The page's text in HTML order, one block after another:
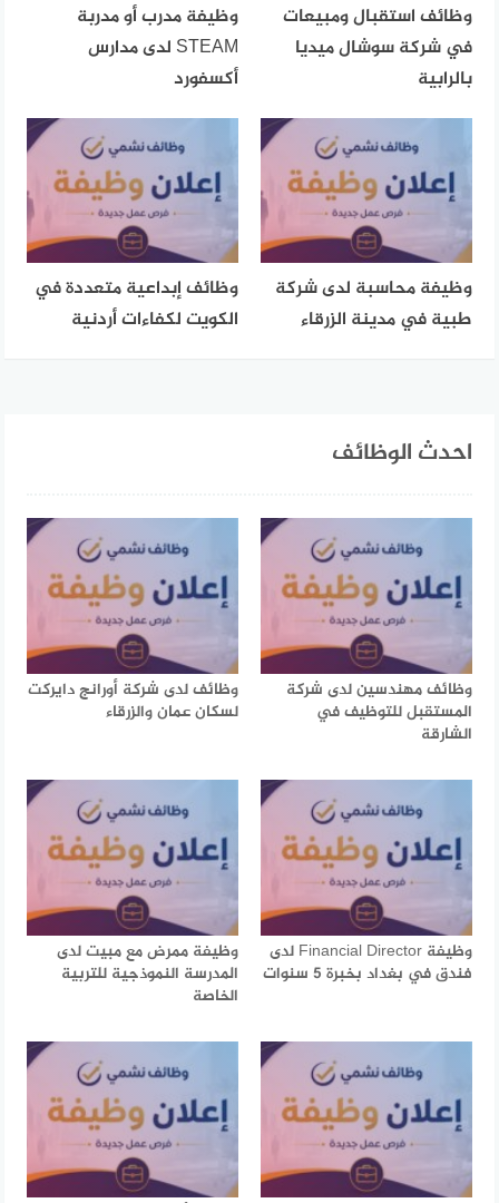
وظائف استقبال ومبيعات
في شركة سوشال ميديا
بالرابية
وظيفة مدرب أو مدربة
STEAM لدى مدارس
أكسفورد
وظيفة محاسبة لدى شركة
طبية في مدينة الزرقاء
وظائف إبداعية متعددة في
الكويت لكفاءات أردنية
احدث الوظائف
وظائف مهندسين لدى شركة
المستقبل للتوظيف في
الشارقة
وظائف لدى شركة أورانج دايركت
لسكان عمان والزرقاء
وظيفة Financial Director لدى
فندق في بغداد بخبرة 5 سنوات
وظيفة ممرض مع مبيت لدى
المدرسة النموذجية للتربية
الخاصة